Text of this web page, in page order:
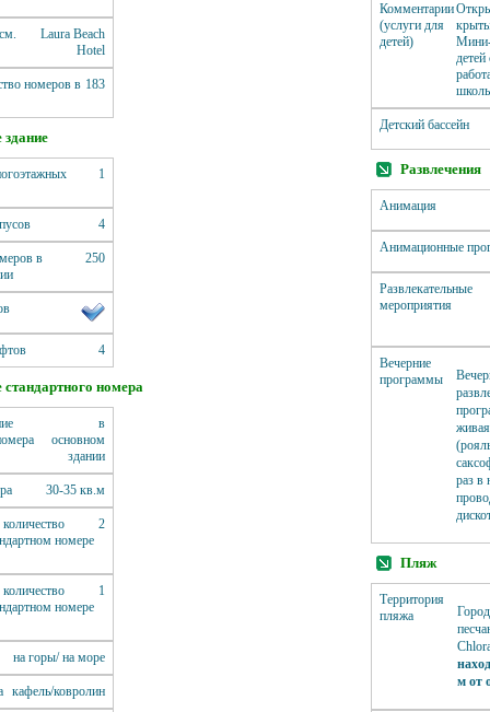
Laura Beach
Hotel
номеров в 183
здание
1
4
в
250
4
стандартного номера
в
основном
здании
30-35 кв.м
номере
2
номере
1
на горы/ на море
кафель/ковролин
Комментарии
(услуги для
детей)
детей
Детский бассейн
Развлечения
Анимация
Анимационные
Развлекательные
мероприятия
Вечерние
программы
раз в
Пляж
Территория
пляжа
м от